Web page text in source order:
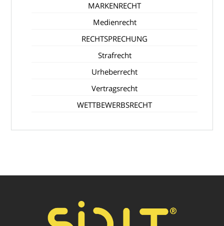
MARKENRECHT
Medienrecht
RECHTSPRECHUNG
Strafrecht
Urheberrecht
Vertragsrecht
WETTBEWERBSRECHT